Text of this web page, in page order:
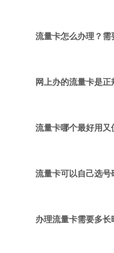
流量卡怎么办理？需
网上办的流量卡是正
流量卡哪个最好用又
流量卡可以自己选号
办理流量卡需要多长